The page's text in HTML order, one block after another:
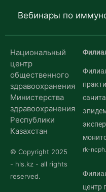
Вебинары по
Национальный
центр
общественного
здравоохранения
Министерства
здравоохранения
Республики
Казахстан
© Copyright 2025
- hls.kz - all rights
reserved.
rk-
центр